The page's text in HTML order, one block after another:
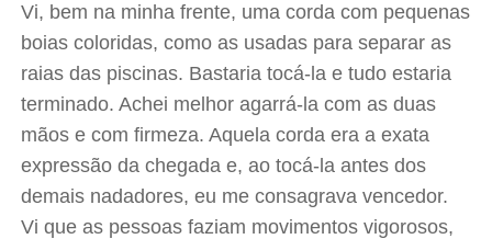
Vi, bem na minha frente, uma corda com pequenas
boias coloridas, como as usadas para separar as
raias das piscinas. Bastaria tocá-la e tudo estaria
terminado. Achei melhor agarrá-la com as duas
mãos e com firmeza. Aquela corda era a exata
expressão da chegada e, ao tocá-la antes dos
demais nadadores, eu me consagrava vencedor.
Vi que as pessoas faziam movimentos vigorosos,